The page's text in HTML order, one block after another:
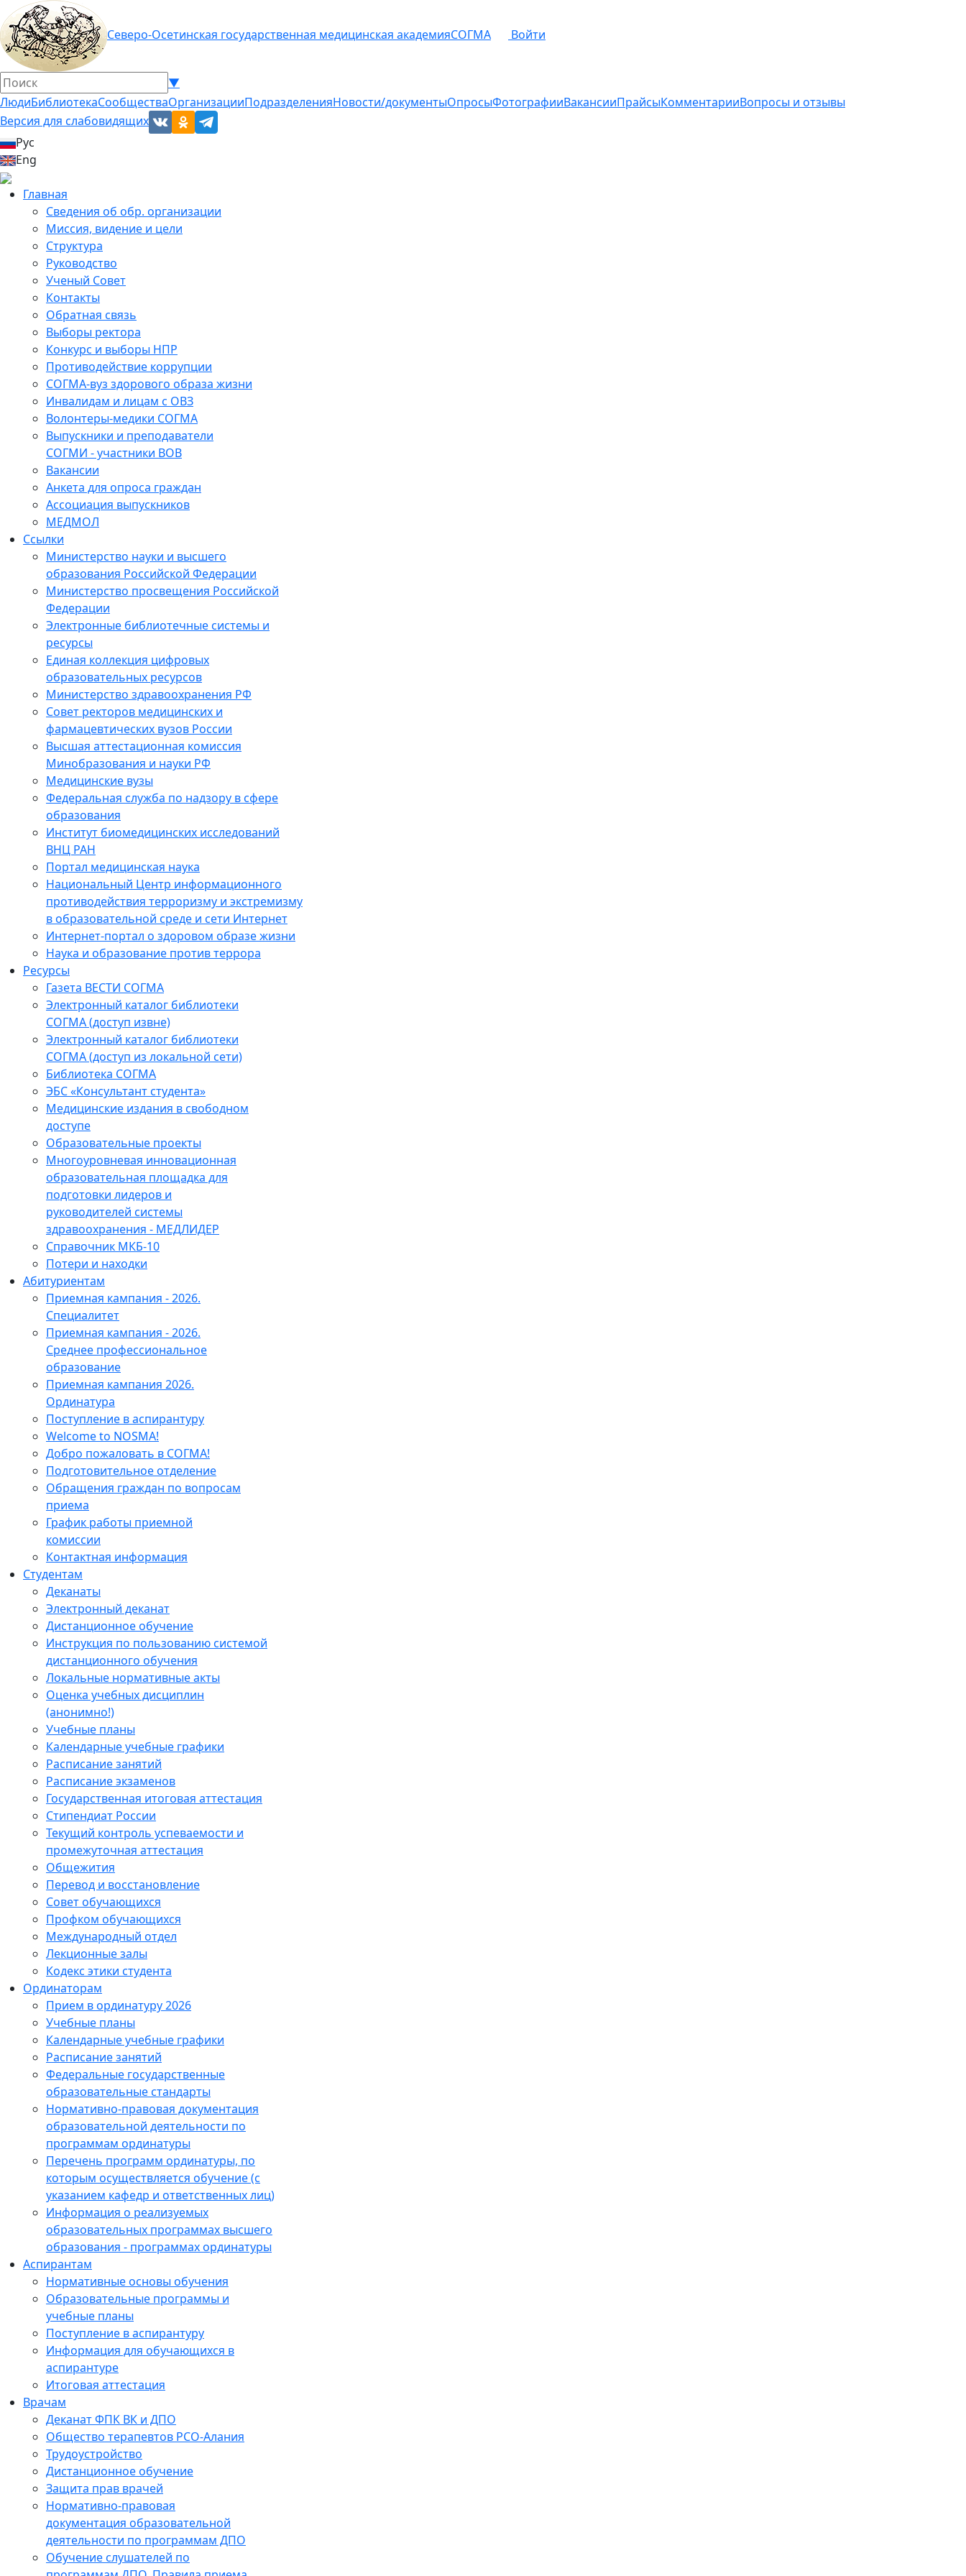
Северо-Осетинская государственная медицинская академияСОГМА Войти
▼
ЛюдиБиблиотекаСообществаОрганизацииПодразделенияНовости/документыОпросыФотографииВакансииПрайсыКомментарииВопросы и отзывы
Версия для слабовидящих
Рус
Eng
Главная
Сведения об обр. организации
Миссия, видение и цели
Структура
Руководство
Ученый Совет
Контакты
Обратная связь
Выборы ректора
Конкурс и выборы НПР
Противодействие коррупции
СОГМА-вуз здорового образа жизни
Инвалидам и лицам с ОВЗ
Волонтеры-медики СОГМА
Выпускники и преподаватели
СОГМИ - участники ВОВ
Вакансии
Анкета для опроса граждан
Ассоциация выпускников
МЕДМОЛ
Ссылки
Министерство науки и высшего
образования Российской Федерации
Министерство просвещения Российской
Федерации
Электронные библиотечные системы и
ресурсы
Единая коллекция цифровых
образовательных ресурсов
Министерство здравоохранения РФ
Совет ректоров медицинских и
фармацевтических вузов России
Высшая аттестационная комиссия
Минобразования и науки РФ
Медицинские вузы
Федеральная служба по надзору в сфере
образования
Институт биомедицинских исследований
ВНЦ РАН
Портал медицинская наука
Национальный Центр информационного
противодействия терроризму и экстремизму
в образовательной среде и сети Интернет
Интернет-портал о здоровом образе жизни
Наука и образование против террора
Ресурсы
Газета ВЕСТИ СОГМА
Электронный каталог библиотеки
СОГМА (доступ извне)
Электронный каталог библиотеки
СОГМА (доступ из локальной сети)
Библиотека СОГМА
ЭБС «Консультант студента»
Медицинские издания в свободном
доступе
Образовательные проекты
Многоуровневая инновационная
образовательная площадка для
подготовки лидеров и
руководителей системы
здравоохранения - МЕДЛИДЕР
Справочник МКБ-10
Потери и находки
Абитуриентам
Приемная кампания - 2026.
Специалитет
Приемная кампания - 2026.
Среднее профессиональное
образование
Приемная кампания 2026.
Ординатура
Поступление в аспирантуру
Welcome to NOSMA!
Добро пожаловать в СОГМА!
Подготовительное отделение
Обращения граждан по вопросам
приема
График работы приемной
комиссии
Контактная информация
Студентам
Деканаты
Электронный деканат
Дистанционное обучение
Инструкция по пользованию системой
дистанционного обучения
Локальные нормативные акты
Оценка учебных дисциплин
(анонимно!)
Учебные планы
Календарные учебные графики
Расписание занятий
Расписание экзаменов
Государственная итоговая аттестация
Стипендиат России
Текущий контроль успеваемости и
промежуточная аттестация
Общежития
Перевод и восстановление
Совет обучающихся
Профком обучающихся
Международный отдел
Лекционные залы
Кодекс этики студента
Ординаторам
Прием в ординатуру 2026
Учебные планы
Календарные учебные графики
Расписание занятий
Федеральные государственные
образовательные стандарты
Нормативно-правовая документация
образовательной деятельности по
программам ординатуры
Перечень программ ординатуры, по
которым осуществляется обучение (с
указанием кафедр и ответственных лиц)
Информация о реализуемых
образовательных программах высшего
образования - программах ординатуры
Аспирантам
Нормативные основы обучения
Образовательные программы и
учебные планы
Поступление в аспирантуру
Информация для обучающихся в
аспирантуре
Итоговая аттестация
Врачам
Деканат ФПК ВК и ДПО
Общество терапевтов РСО-Алания
Трудоустройство
Дистанционное обучение
Защита прав врачей
Нормативно-правовая
документация образовательной
деятельности по программам ДПО
Обучение слушателей по